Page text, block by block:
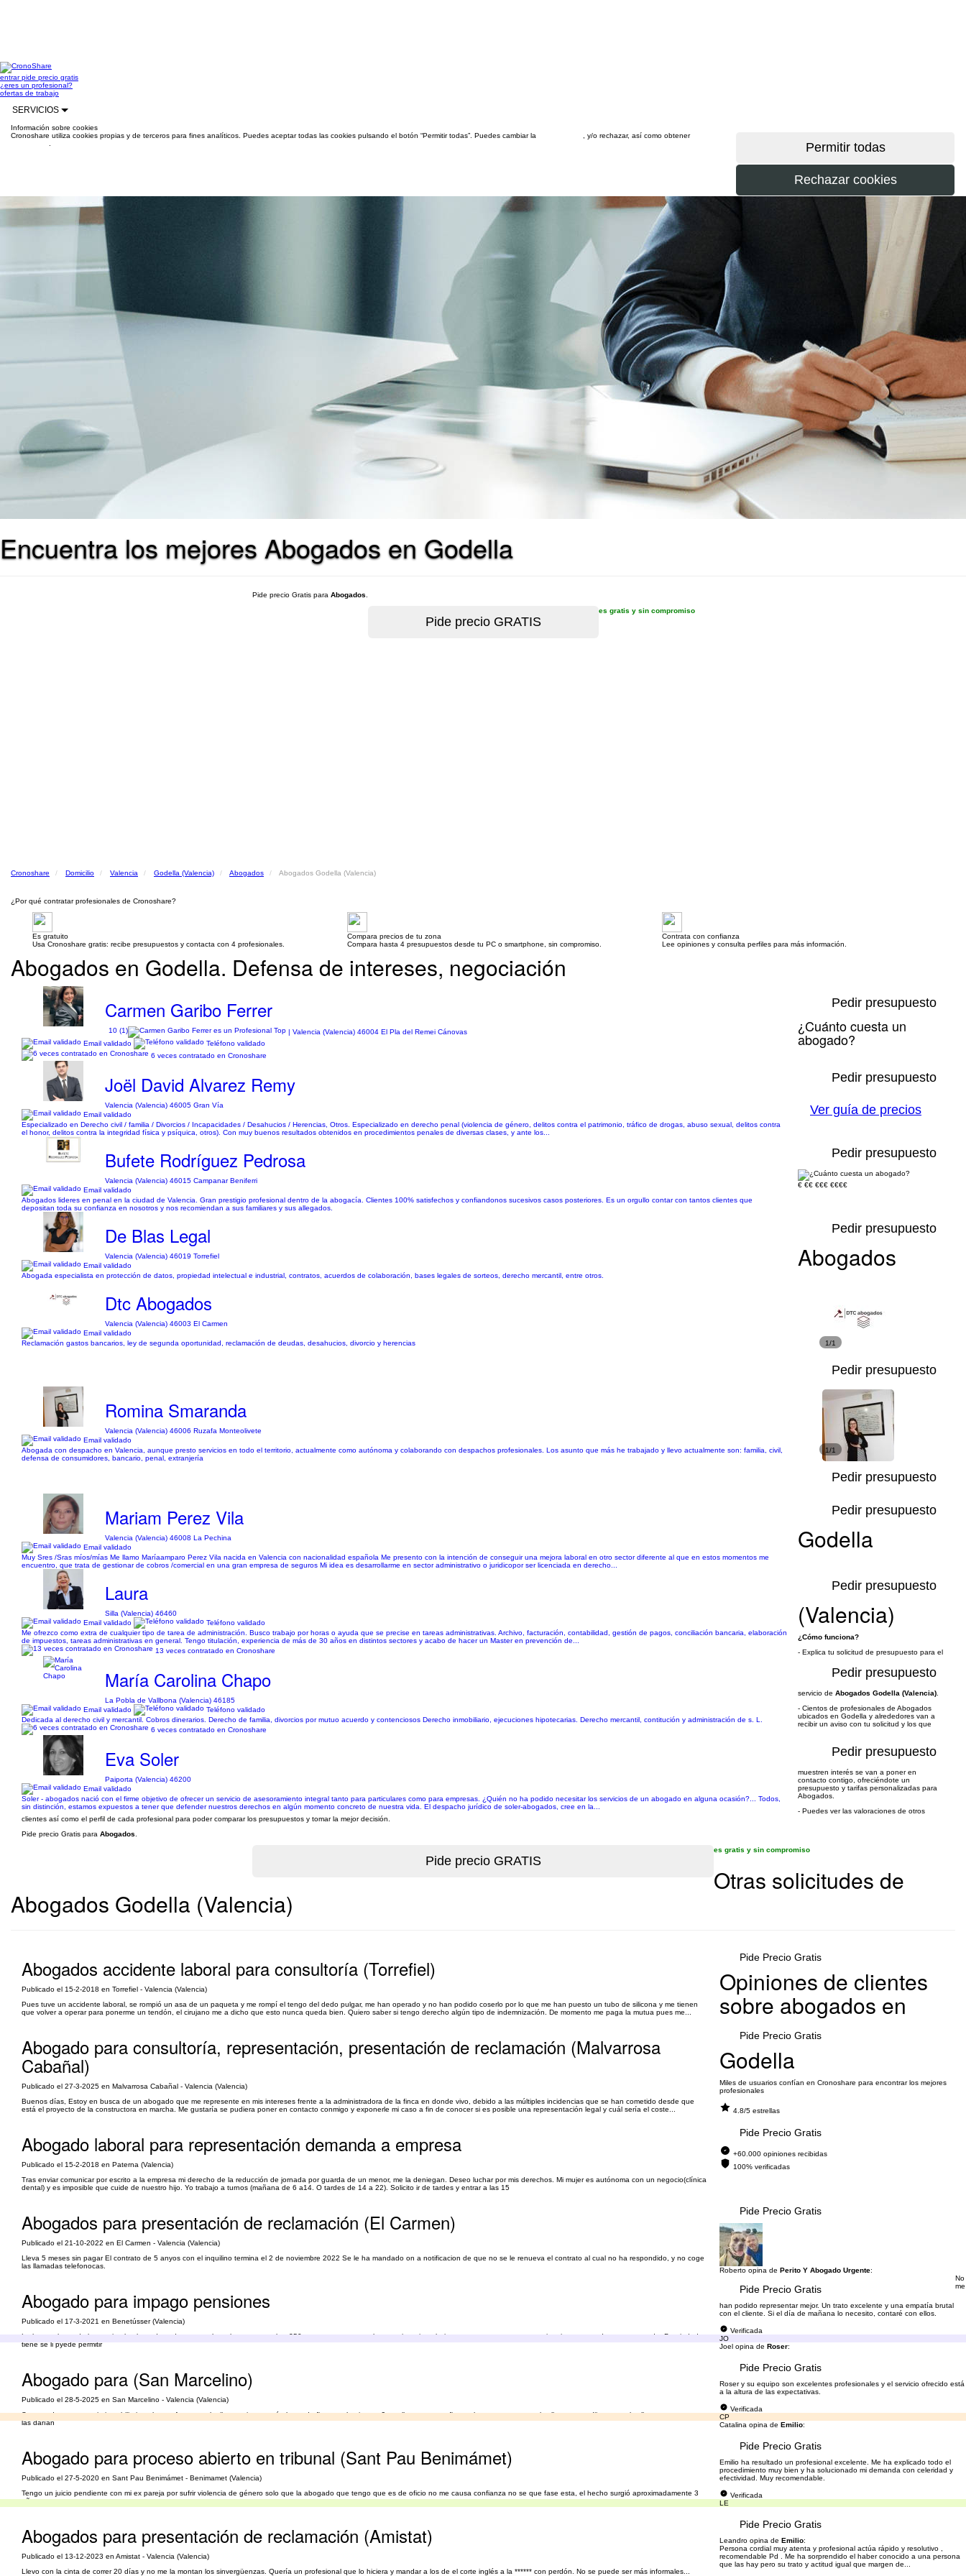
entrarpide precio gratis
¿eres un profesional?
ofertas de trabajo
SERVICIOS
Información sobre cookies
Cronoshare utiliza cookies propias y de terceros para fines analíticos. Puedes aceptar todas las cookies pulsando el botón “Permitir todas”. Puedes cambiar la
, y/o rechazar, así como obtener
Encuentra los mejores Abogados en Godella
Pide precio Gratis para Abogados
es gratis y sin compromiso
Cronoshare Domicilio Valencia Godella (Valencia) Abogados Abogados Godella (Valencia)
¿Por qué contratar profesionales de Cronoshare?
Es gratuito
Usa Cronoshare gratis: recibe presupuestos y contacta con 4 profesionales.
Compara precios de tu zona
Compara hasta 4 presupuestos desde tu PC o smartphone, sin compromiso.
Contrata con confianza
Lee opiniones y consulta perfiles para más información.
Abogados en Godella. Defensa de intereses, negociación
Carmen Garibo Ferrer
10 (1)
| Valencia (Valencia) 46004 El Pla del Remei Cánovas
Email validado
Teléfono validado
6 veces contratado en Cronoshare
Pedir presupuesto
Joël David Alvarez Remy
Valencia (Valencia) 46005 Gran Vía
Email validado
Especializado en Derecho civil / familia / Divorcios / Incapacidades / Desahucios / Herencias, Otros. Especializado en derecho penal (violencia de género, delitos contra el patrimonio, tráfico de drogas, abuso sexual, delitos contra
el honor, delitos contra la integridad física y psíquica, otros). Con muy buenos resultados obtenidos en procedimientos penales de diversas clases, y ante los...
Pedir presupuesto
Bufete Rodríguez Pedrosa
Valencia (Valencia) 46015 Campanar Beniferri
Email validado
Abogados lideres en penal en la ciudad de Valencia. Gran prestigio profesional dentro de la abogacía. Clientes 100% satisfechos y confiandonos sucesivos casos posteriores. Es un orgullo contar con tantos clientes que
depositan toda su confianza en nosotros y nos recomiendan a sus familiares y sus allegados.
Pedir presupuesto
De Blas Legal
Valencia (Valencia) 46019 Torrefiel
Email validado
Abogada especialista en protección de datos, propiedad intelectual e industrial, contratos, acuerdos de colaboración, bases legales de sorteos, derecho mercantil, entre otros.
Pedir presupuesto
Dtc Abogados
Valencia (Valencia) 46003 El Carmen
Email validado
Reclamación gastos bancarios, ley de segunda oportunidad, reclamación de deudas, desahucios, divorcio y herencias
1/1
Pedir presupuesto
Romina Smaranda
Valencia (Valencia) 46006 Ruzafa Monteolivete
Email validado
Abogada con despacho en Valencia, aunque presto servicios en todo el territorio, actualmente como autónoma y colaborando con despachos profesionales. Los asunto que más he trabajado y llevo actualmente son: familia, civil,
defensa de consumidores, bancario, penal, extranjería
1/1
Pedir presupuesto
Mariam Perez Vila
Valencia (Valencia) 46008 La Pechina
Email validado
Muy Sres /Sras míos/mías Me llamo Maríaamparo Perez Vila nacida en Valencia con nacionalidad española Me presento con la intención de conseguir una mejora laboral en otro sector diferente al que en estos momentos me
encuentro, que trata de gestionar de cobros /comercial en una gran empresa de seguros Mi idea es desarrollarme en sector administrativo o juridicopor ser licenciada en derecho...
Pedir presupuesto
Laura
Silla (Valencia) 46460
Email validado
Teléfono validado
Me ofrezco como extra de cualquier tipo de tarea de administración. Busco trabajo por horas o ayuda que se precise en tareas administrativas. Archivo, facturación, contabilidad, gestión de pagos, conciliación bancaria, elaboración
de impuestos, tareas administrativas en general. Tengo titulación, experiencia de más de 30 años en distintos sectores y acabo de hacer un Master en prevención de...
13 veces contratado en Cronoshare
Pedir presupuesto
María Carolina Chapo
La Pobla de Vallbona (Valencia) 46185
Email validado
Teléfono validado
Dedicada al derecho civil y mercantil. Cobros dinerarios. Derecho de familia, divorcios por mutuo acuerdo y contenciosos Derecho inmobiliario, ejecuciones hipotecarias. Derecho mercantil, contitución y administración de s. L.
6 veces contratado en Cronoshare
Pedir presupuesto
Eva Soler
Paiporta (Valencia) 46200
Email validado
Soler - abogados nació con el firme objetivo de ofrecer un servicio de asesoramiento integral tanto para particulares como para empresas. ¿Quién no ha podido necesitar los servicios de un abogado en alguna ocasión?... Todos,
sin distinción, estamos expuestos a tener que defender nuestros derechos en algún momento concreto de nuestra vida. El despacho jurídico de soler-abogados, cree en la...
Pedir presupuesto
¿Cuánto cuesta un
abogado?
Ver guía de precios
€ €€ €€€ €€€€
Abogados
Godella
(Valencia)
¿Cómo funciona?
- Explica tu solicitud de presupuesto para el
servicio de Abogados Godella (Valencia)
- Cientos de profesionales de Abogados
ubicados en Godella y alrededores van a
recibir un aviso con tu solicitud y los que
muestren interés se van a poner en
contacto contigo, ofreciéndote un
presupuesto y tarifas personalizadas para
Abogados.
- Puedes ver las valoraciones de otros
clientes así como el perfil de cada profesional para poder comparar los presupuestos y tomar la mejor decisión.
Pide precio Gratis para Abogados
es gratis y sin compromiso
Otras solicitudes de
Abogados Godella (Valencia)
Abogados accidente laboral para consultoría (Torrefiel)
Publicado el 15-2-2018 en Torrefiel - Valencia (Valencia)
Pues tuve un accidente laboral, se rompió un asa de un paqueta y me rompí el tengo del dedo pulgar, me han operado y no han podido coserlo por lo que me han puesto un tubo de silicona y me tienen
que volver a operar para ponerme un tendón, el cirujano me a dicho que esto nunca queda bien. Quiero saber si tengo derecho algún tipo de indemnización. De momento me paga la mutua pues me...
Pide Precio Gratis
Abogado para consultoría, representación, presentación de reclamación (Malvarrosa
Cabañal)
Publicado el 27-3-2025 en Malvarrosa Cabañal - Valencia (Valencia)
Buenos días, Estoy en busca de un abogado que me represente en mis intereses frente a la administradora de la finca en donde vivo, debido a las múltiples incidencias que se han cometido desde que
está el proyecto de la constructora en marcha. Me gustaría se pudiera poner en contacto conmigo y exponerle mi caso a fin de conocer si es posible una representación legal y cuál sería el coste...
Pide Precio Gratis
Abogado laboral para representación demanda a empresa
Publicado el 15-2-2018 en Paterna (Valencia)
Tras enviar comunicar por escrito a la empresa mi derecho de la reducción de jornada por guarda de un menor, me la deniegan. Deseo luchar por mis derechos. Mi mujer es autónoma con un negocio(clínica
dental) y es imposible que cuide de nuestro hijo. Yo trabajo a turnos (mañana de 6 a14. O tardes de 14 a 22). Solicito ir de tardes y entrar a las 15
Pide Precio Gratis
Abogados para presentación de reclamación (El Carmen)
Publicado el 21-10-2022 en El Carmen - Valencia (Valencia)
Lleva 5 meses sin pagar El contrato de 5 anyos con el inquilino termina el 2 de noviembre 2022 Se le ha mandado on a notificacion de que no se le renueva el contrato al cual no ha respondido, y no coge
las llamadas telefonocas.
Pide Precio Gratis
Abogado para impago pensiones
Publicado el 17-3-2021 en Benetússer (Valencia)
Le han embargado la pension la abogada cada vez que le embargan me cobra 250 euros eesto es un robo y encima sin trabajo tengo una menor que no quiere ir con su padre no paga nada. Propiedades
tiene se li pyede permitir
Pide Precio Gratis
Abogado para (San Marcelino)
Publicado el 28-5-2025 en San Marcelino - Valencia (Valencia)
Se trata de una agencia inmobiliaria, a la que fue para alquilar un piso pagué el mes de fianza ochocientos €, me llamaron para firmar el contrato y recoger las llaves y me dijeron que las llaves que ya me
las darían
Pide Precio Gratis
Abogado para proceso abierto en tribunal (Sant Pau Benimámet)
Publicado el 27-5-2020 en Sant Pau Benimámet - Benimamet (Valencia)
Tengo un juicio pendiente con mi ex pareja por sufrir violencia de género solo que la abogado que tengo que es de oficio no me causa confianza no se que fase esta, el hecho surgió aproximadamente 3
años
Pide Precio Gratis
Abogados para presentación de reclamación (Amistat)
Publicado el 13-12-2023 en Amistat - Valencia (Valencia)
Llevo con la cinta de correr 20 días y no me la montan los sinvergüenzas. Quería un profesional que lo hiciera y mandar a los de el corte inglés a la ****** con perdón. No se puede ser más informales...
Pide Precio Gratis
Opiniones de clientes
sobre abogados en
Godella
Miles de usuarios confían en Cronoshare para encontrar los mejores
profesionales
4.8/5 estrellas
+60.000 opiniones recibidas
100% verificadas
Roberto opina de Perito Y Abogado Urgente:
No
me
han podido representar mejor. Un trato excelente y una empatía brutal
con el cliente. Si el día de mañana lo necesito, contaré con ellos.
Verificada
JO
Joel opina de Roser:
Roser y su equipo son excelentes profesionales y el servicio ofrecido está
a la altura de las expectativas.
Verificada
CP
Catalina opina de Emilio:
Emilio ha resultado un profesional excelente. Me ha explicado todo el
procedimiento muy bien y ha solucionado mi demanda con celeridad y
efectividad. Muy recomendable.
Verificada
LE
Leandro opina de Emilio:
Persona cordial muy atenta y profesional actúa rápido y resolutivo ,
recomendable Pd . Me ha sorprendido el haber conocido a una persona
que las hay pero su trato y actitud igual que margen de...